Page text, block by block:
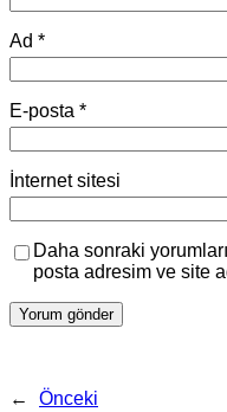
Ad *
E-posta *
İnternet sitesi
Daha sonraki
posta adresim ve site
← Önceki